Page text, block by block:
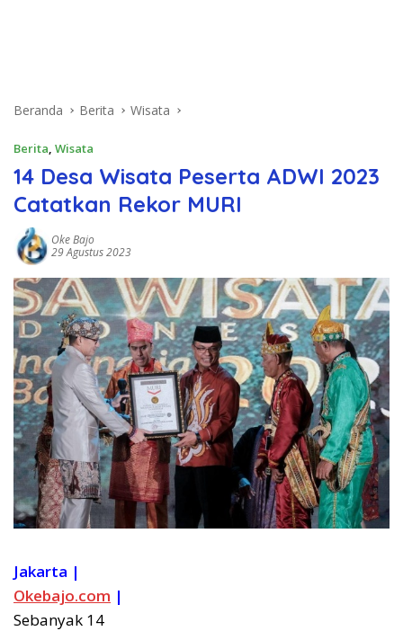
Beranda Berita Wisata
Berita, Wisata
14 Desa Wisata Peserta ADWI 2023
Catatkan Rekor MURI
Oke Bajo
29 Agustus 2023
Jakarta |
Okebajo.com |
Sebanyak 14